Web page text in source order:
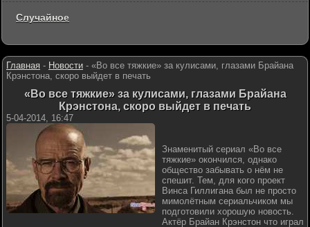
Главная - Новости - «Во все тяжкие» за кулисами, глазами Брайана
Крэнстона, скоро выйдет в печать
«Во все тяжкие» за кулисами, глазами Брайана
Крэнстона, скоро выйдет в печать
5-04-2014, 16:47
Знаменитый сериал «Во все
тяжкие» окончился, однако
общество забывать о нём не
спешит. Тем, для кого проект
Винса Гиллигана был не просто
мимолётным сериальчиком мы
подготовили хорошую новость.
Актёр Брайан Крэнстон что играл
Случайное